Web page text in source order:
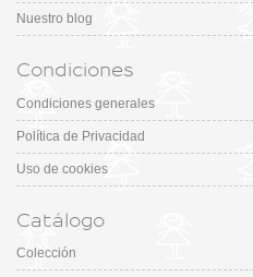
Nuestro blog
Condiciones
Condiciones generales
Política de Privacidad
Uso de cookies
Catálogo
Colección